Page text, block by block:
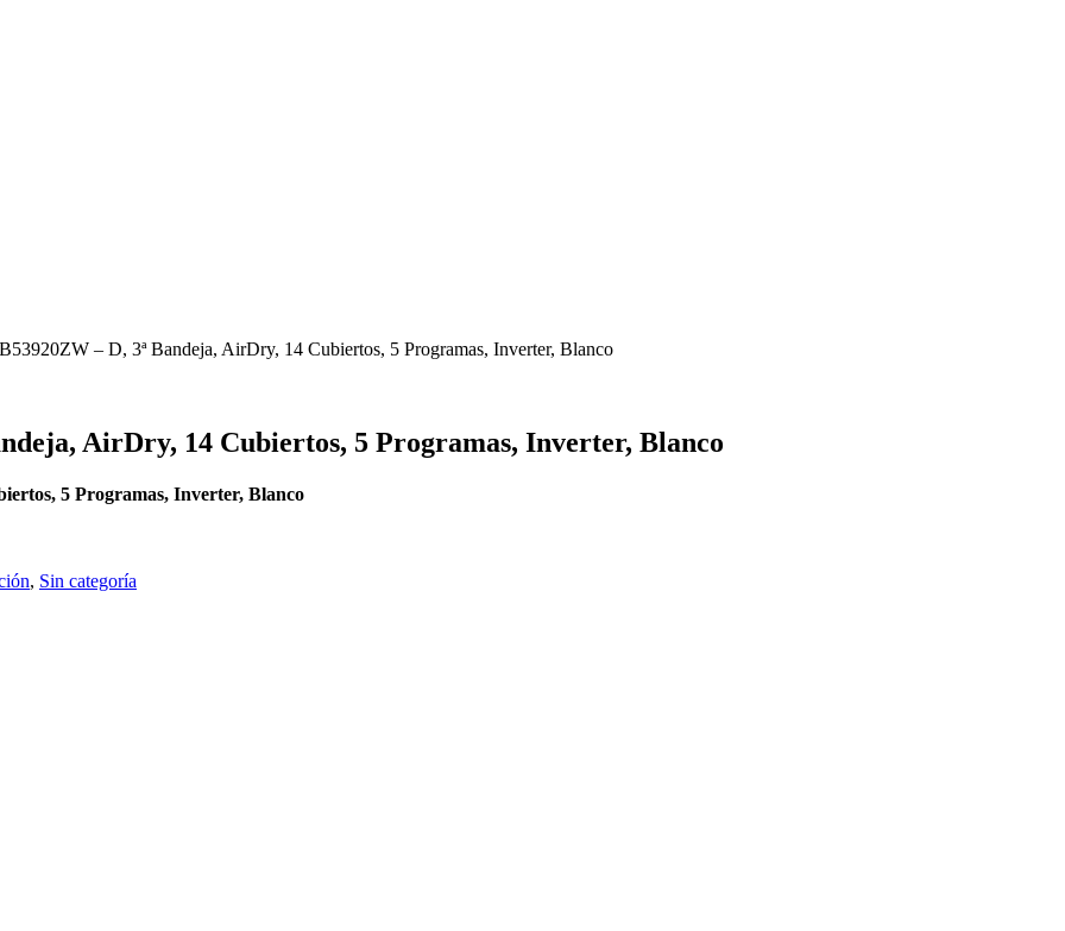
– D, 3ª Bandeja, AirDry, 14 Cubiertos, 5 Programas, Inverter, Blanco
AirDry, 14 Cubiertos, 5 Programas, Inverter, Blanco
5 Programas, Inverter, Blanco
, Sin categoría